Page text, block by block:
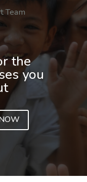
Team
the
you